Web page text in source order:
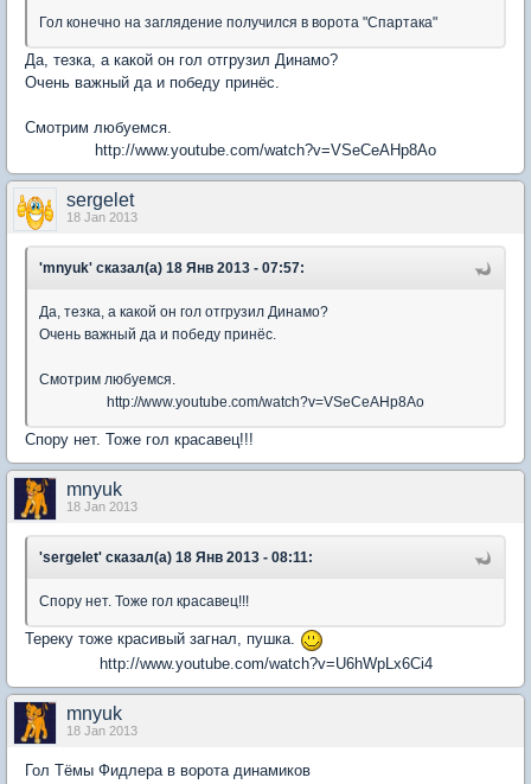
Гол конечно на заглядение получился в ворота "Спартака"
Да, тезка, а какой он гол отгрузил Динамо?
Очень важный да и победу принёс.
Смотрим любуемся.
http://www.youtube.com/watch?v=VSeCeAHp8Ao
sergelet
18 Jan 2013
'mnyuk' сказал(а) 18 Янв 2013 - 07:57:
Да, тезка, а какой он гол отгрузил Динамо?
Очень важный да и победу принёс.
Смотрим любуемся.
http://www.youtube.com/watch?v=VSeCeAHp8Ao
Спору нет. Тоже гол красавец!!!
mnyuk
18 Jan 2013
'sergelet' сказал(а) 18 Янв 2013 - 08:11:
Спору нет. Тоже гол красавец!!!
Тереку тоже красивый загнал, пушка.
http://www.youtube.com/watch?v=U6hWpLx6Ci4
mnyuk
18 Jan 2013
Гол Тёмы Фидлера в ворота динамиков